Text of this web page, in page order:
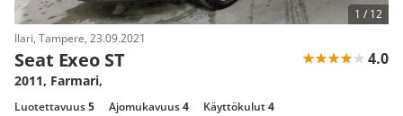
Ilari, Tampere, 23.09.2021
Seat Exeo ST 4.0
2011, Farmari,
Luotettavuus5 Ajomukavuus4 Käyttökulut4
1 / 12